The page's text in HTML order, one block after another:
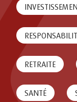
RETRAITE
SANTÉ